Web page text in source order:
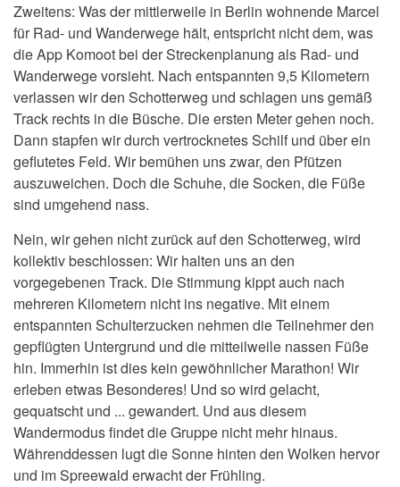
Zweitens: Was der mittlerweile in Berlin wohnende Marcel
für Rad- und Wanderwege hält, entspricht nicht dem, was
die App Komoot bei der Streckenplanung als Rad- und
Wanderwege vorsieht. Nach entspannten 9,5 Kilometern
verlassen wir den Schotterweg und schlagen uns gemäß
Track rechts in die Büsche. Die ersten Meter gehen noch.
Dann stapfen wir durch vertrocknetes Schilf und über ein
geflutetes Feld. Wir bemühen uns zwar, den Pfützen
auszuweichen. Doch die Schuhe, die Socken, die Füße
sind umgehend nass.
Nein, wir gehen nicht zurück auf den Schotterweg, wird
kollektiv beschlossen: Wir halten uns an den
vorgegebenen Track. Die Stimmung kippt auch nach
mehreren Kilometern nicht ins negative. Mit einem
entspannten Schulterzucken nehmen die Teilnehmer den
gepflügten Untergrund und die mitteilweile nassen Füße
hin. Immerhin ist dies kein gewöhnlicher Marathon! Wir
erleben etwas Besonderes! Und so wird gelacht,
gequatscht und ... gewandert. Und aus diesem
Wandermodus findet die Gruppe nicht mehr hinaus.
Währenddessen lugt die Sonne hinten den Wolken hervor
und im Spreewald erwacht der Frühling.